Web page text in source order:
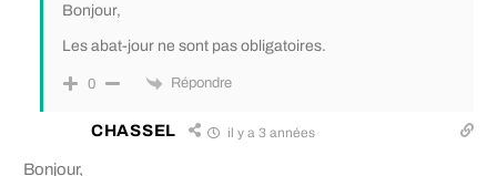
Bonjour,
Les abat-jour ne sont pas obligatoires.
0 Répondre
CHASSEL il y a 3 années
Bonjour,